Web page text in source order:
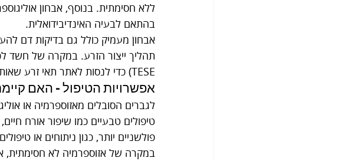
ללא חסימתית. בנוסף, אבחון
בהתאם לבעיה האינדיבידואלית.
אבחון מעמיק כולל גם בדיקות דם
TESE) כדי לנסות לאתר תאי זרע שאותם ניתן להשתמש בהליך פוריות כגון הפריה חוץ גופית (IVF).
אפשרויות הטיפול - האם
לגברים הסובלים מאזוספרמיה או
פולשניים יותר, כגון ניתוחים או
במקרה של אזוספרמיה לא חסימתית,